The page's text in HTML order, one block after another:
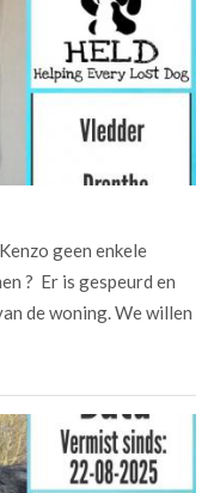
geen enkele
? Er is gespeurd en
de woning. We willen